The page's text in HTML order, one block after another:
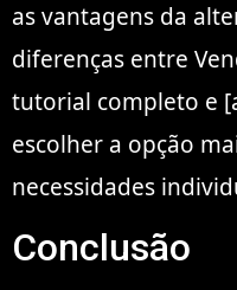
as vantagens da
diferenças entre
tutorial completo e
escolher a opção
necessidades
Conclusão